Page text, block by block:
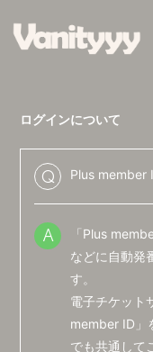
SCHEDULE
VIDEO
RADIO
Q&A
ログインについて
Q Plus member
A
「Plus
などに自動発
す。
電子チケット
member ID」
でも共通して